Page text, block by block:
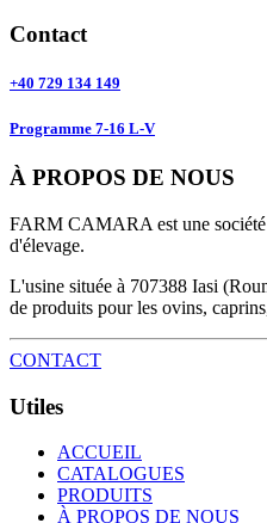
Contact
+40 729 134 149
Programme 7-16 L-V
À PROPOS DE NOUS
FARM CAMARA est une société
d'élevage.
L'usine située à 707388 Iasi
de produits pour les ovins,
CONTACT
Utiles
ACCUEIL
CATALOGUES
PRODUITS
À PROPOS DE NOUS